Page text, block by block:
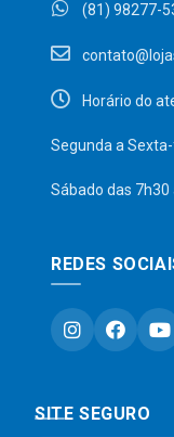
(81) 98277-
Horário do
Segunda a
Sábado das 7h30
REDES
SITE SEGURO